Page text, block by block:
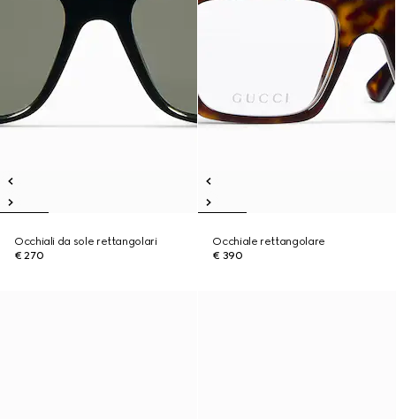
Occhiali da sole rettangolari
€ 270
Occhiale rettangolare
€ 390